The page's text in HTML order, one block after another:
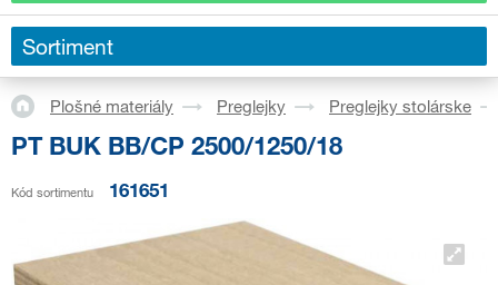
Sortiment
Plošné materiály Preglejky Preglejky stolárske
PT BUK BB/CP 2500/1250/18
Kód sortimentu 161651